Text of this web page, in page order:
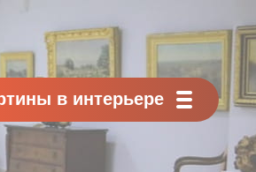
в интерьере